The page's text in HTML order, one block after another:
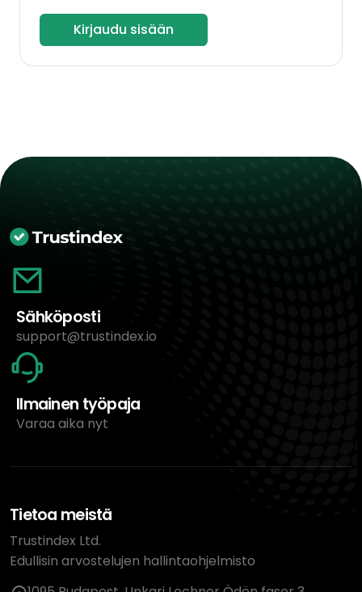
Kirjaudu sisään
Sähköposti
support@trustindex.io
Ilmainen työpaja
Varaa aika nyt
Tietoa meistä
Trustindex Ltd.
Edullisin arvostelujen hallintaohjelmisto